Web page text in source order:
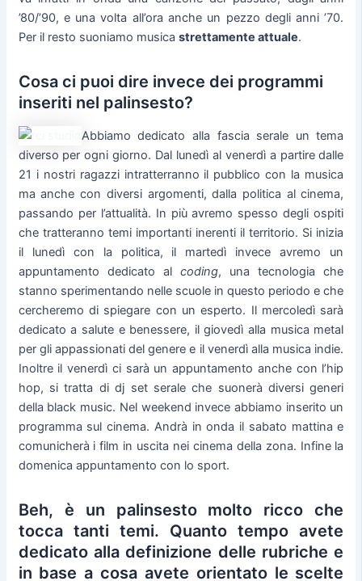
’80/’90, e una volta all’ora anche un pezzo degli anni ’70.
Per il resto suoniamo musica strettamente attuale.
Cosa ci puoi dire invece dei programmi
inseriti nel palinsesto?
Abbiamo dedicato alla fascia serale un tema
diverso per ogni giorno. Dal lunedì al venerdì a partire dalle
21 i nostri ragazzi intratterranno il pubblico con la musica
ma anche con diversi argomenti, dalla politica al cinema,
passando per l’attualità. In più avremo spesso degli ospiti
che tratteranno temi importanti inerenti il territorio. Si inizia
il lunedì con la politica, il martedì invece avremo un
appuntamento dedicato al coding, una tecnologia che
stanno sperimentando nelle scuole in questo periodo e che
cercheremo di spiegare con un esperto. Il mercoledì sarà
dedicato a salute e benessere, il giovedì alla musica metal
per gli appassionati del genere e il venerdì alla musica indie.
Inoltre il venerdì ci sarà un appuntamento anche con l’hip
hop, si tratta di dj set serale che suonerà diversi generi
della black music. Nel weekend invece abbiamo inserito un
programma sul cinema. Andrà in onda il sabato mattina e
comunicherà i film in uscita nei cinema della zona. Infine la
domenica appuntamento con lo sport.
Beh, è un palinsesto molto ricco che
tocca tanti temi. Quanto tempo avete
dedicato alla definizione delle rubriche e
in base a cosa avete orientato le scelte